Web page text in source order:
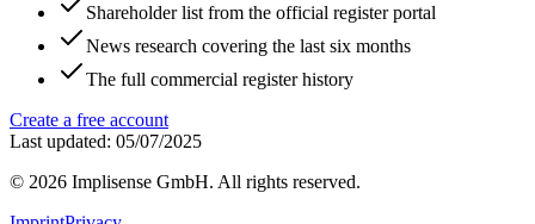
Shareholder list from the official register portal
News research covering the last six months
The full commercial register history
Create a free account
Last updated: 05/07/2025
© 2026 Implisense GmbH. All rights reserved.